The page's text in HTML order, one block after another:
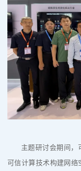
主题研讨会期间，
可信计算技术构建网